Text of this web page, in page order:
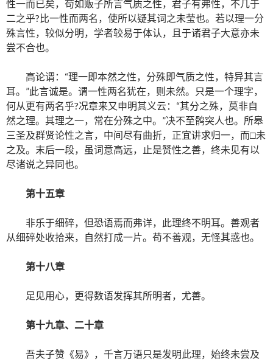
性一而已矣，苟如贩子所言气质之性，君子有弗性，不几于
二之乎?比一性而两名，使所以疑其词之未莹也。若以理一分
殊言性，较似分明，学者较易于体认，且于诸君子大意亦未
尝不合也。
高论谓：“理一即本然之性，分殊即气质之性，特异其言
耳。”此言诚是。谓一性两名犹在，则未然。只是一个理字，
何从更有两名乎?况章来又申明其义云：“其分之殊，莫非自
然之理。其理之一，常在分殊之中。”决不至鹘突人也。所皋
三圣及群贤论性之言，中间尽有曲折，正宜讲求归一，而□未
之及。末后一段，虽词意高远，止是赞性之善，终未见有以
尽诸说之异同也。
第十五章
非乐于细碎，但恐语焉而弗详，此理终不明耳。善观者
从细碎处收拾来，自然打成一片。苟不善观，无怪其惑也。
第十八章
足见用心，更得数语发挥其所明者，尤善。
第十九章、二十章
吾夫子赞《易》，千言万语只是发明此理，始终未尝及